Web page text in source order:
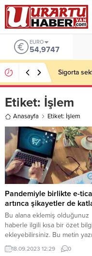
EURO
54,9747
Sigorta
Etiket: İşlem
Anasayfa Etiket: İşlem
Pandemiyle birlikte e-
artınca şikayetler de
Bu alana eklemiş olduğunuz
haberle ilgili kısa bir özet
ekleyebilirsiniz. Bu metin yazı
düzenleme sayfasında “Özet”
bölümünden eklenebilir. Özet
18.09.2023 12:29 0